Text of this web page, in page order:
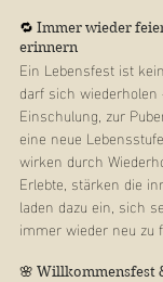
🔁 Immer wieder
erinnern
Ein Lebensfest ist
darf sich wiederholen
Einschulung, zur
eine neue
wirken durch
Erlebte, stärken die
laden dazu ein, sich
immer wieder neu zu
🌸 Willkommensfest